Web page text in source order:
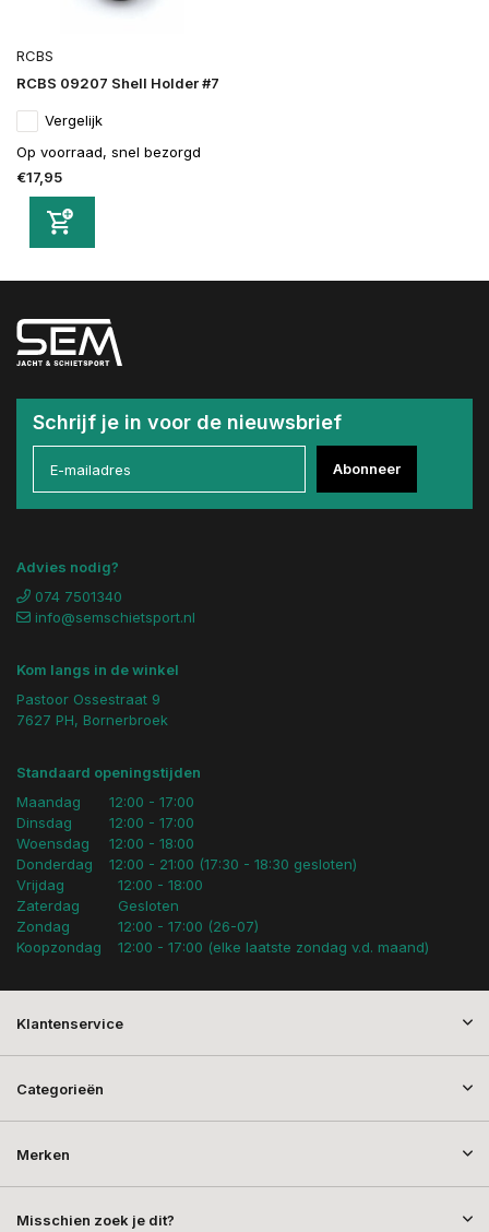
RCBS
RCBS 09207 Shell Holder #7
Vergelijk
Op voorraad, snel bezorgd
€17,95
Schrijf je in voor de nieuwsbrief
Abonneer
Advies nodig?
074 7501340
info@semschietsport.nl
Kom langs in de winkel
Pastoor Ossestraat 9
7627 PH, Bornerbroek
Standaard openingstijden
Maandag
Dinsdag
Woensdag
Donderdag
12:00 - 17:00
12:00 - 17:00
12:00 - 18:00
12:00 - 21:00 (17:30 - 18:30 gesloten)
Vrijdag
Zaterdag
Zondag
Koopzondag
12:00 - 18:00
Gesloten
12:00 - 17:00 (26-07)
12:00 - 17:00 (elke laatste zondag v.d. maand)
Klantenservice
Categorieën
Merken
Misschien zoek je dit?